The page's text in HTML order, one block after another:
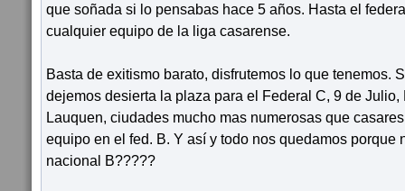
que soñada si lo pensabas hace 5 años. Hasta el
cualquier equipo de la liga casarense.
Basta de exitismo barato, disfrutemos lo que tenemos.
dejemos desierta la plaza para el Federal C, 9 de
Lauquen, ciudades mucho mas numerosas que
equipo en el fed. B. Y así y todo nos quedamos porque
nacional B?????